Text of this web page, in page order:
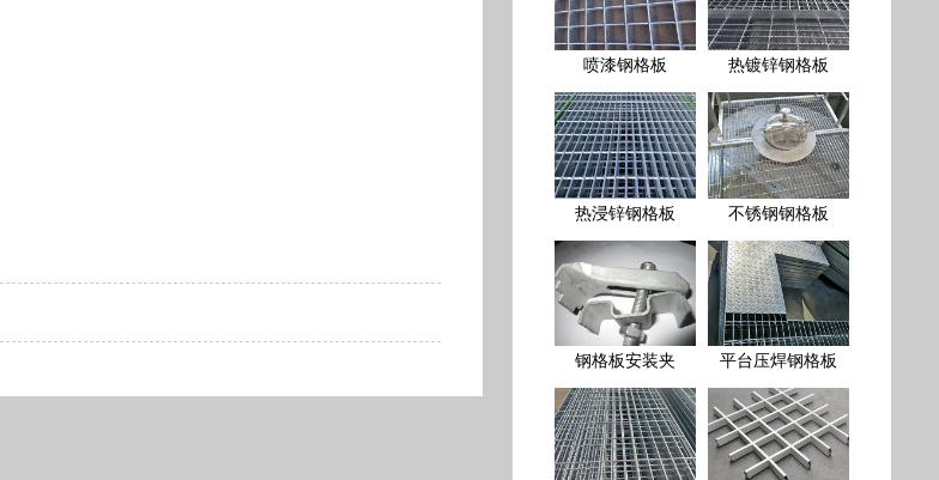
热镀锌钢格板
热浸锌钢格板
不锈钢钢格板
钢格板安装夹
平台压焊钢格板
格栅板